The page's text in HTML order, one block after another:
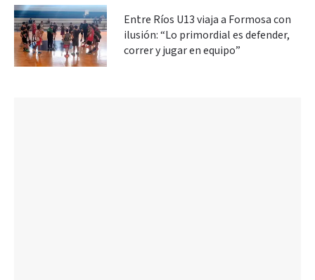
Entre Ríos U13 viaja a Formosa con
ilusión: “Lo primordial es defender,
correr y jugar en equipo”